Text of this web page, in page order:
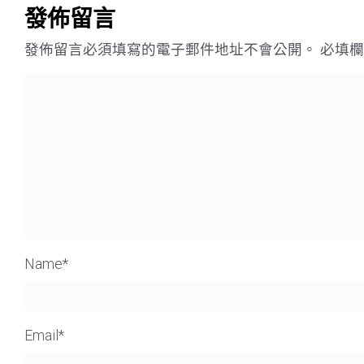
發佈留言
發佈留言必須填寫的電子郵件地址不會公開。 必填
Name*
Email *